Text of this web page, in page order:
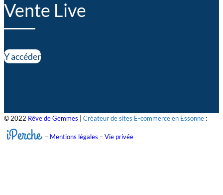
Vente Live
Y accéder
© 2022 Rêve de Gemmes Créateur de sites E-commerce en Essonne :
iPerche – Mentions légales –Vie privée